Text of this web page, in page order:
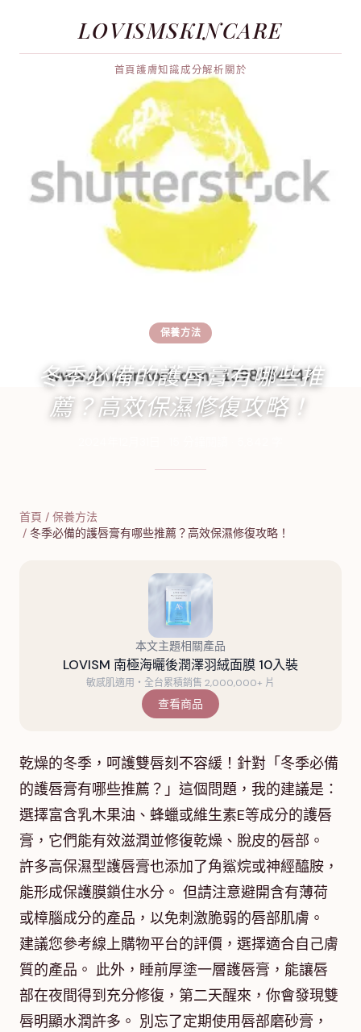
LOVISMSKINCARE
首頁護膚知識成分解析關於
保養方法
冬季必備的護唇膏有哪些推
薦？高效保濕修復攻略！
首頁 / 保養方法
/ 冬季必備的護唇膏有哪些推薦？高效保濕修復攻略！
本文主題相關產品
LOVISM 南極海曬後潤澤羽絨面膜 10入裝
敏感肌適用・全台累積銷售 2,000,000+ 片
查看商品
乾燥的冬季，呵護雙唇刻不容緩！針對「冬季必備
的護唇膏有哪些推薦？」這個問題，我的建議是：
選擇富含乳木果油、蜂蠟或維生素E等成分的護唇
膏，它們能有效滋潤並修復乾燥、脫皮的唇部。
許多高保濕型護唇膏也添加了角鯊烷或神經醯胺，
能形成保護膜鎖住水分。 但請注意避開含有薄荷
或樟腦成分的產品，以免刺激脆弱的唇部肌膚。
建議您參考線上購物平台的評價，選擇適合自己膚
質的產品。 此外，睡前厚塗一層護唇膏，能讓唇
部在夜間得到充分修復，第二天醒來，你會發現雙
唇明顯水潤許多。 別忘了定期使用唇部磨砂膏，